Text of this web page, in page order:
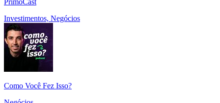
PrimoCast
Investimentos, Negócios
Como Você Fez Isso?